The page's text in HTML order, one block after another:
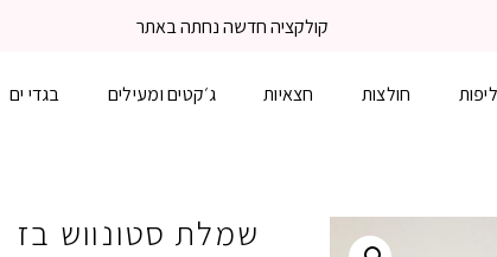
משלוח עד הבית 3-5 ימי עסקים
חולצות חצאיות ג׳קטים ומעילים בגדי ים
שמלת סטונווש בז